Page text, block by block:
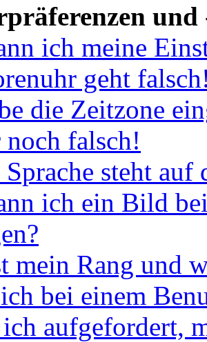
und
ich meine
geht
die Zeitzone
falsch!
steht
ich ein Bild
mein Rang und
bei einem
aufgefordert,